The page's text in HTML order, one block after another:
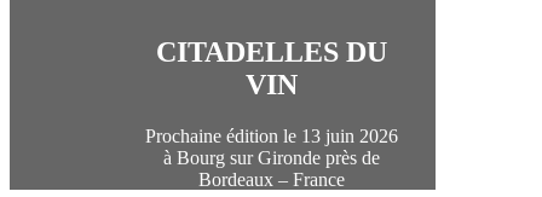
CITADELLES DU
VIN
Prochaine édition le 13 juin 2026
à Bourg sur Gironde près de
Bordeaux – France